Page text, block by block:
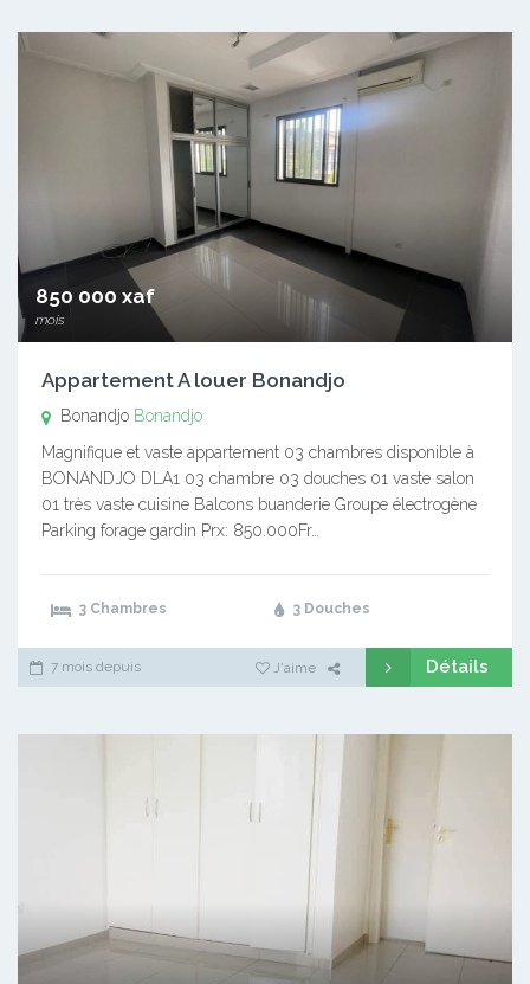
850 000 xaf
mois
Appartement A louer Bonandjo
Bonandjo Bonandjo
Magnifique et vaste appartement 03 chambres disponible à
BONANDJO DLA1 03 chambre 03 douches 01 vaste salon
01 très vaste cuisine Balcons buanderie Groupe électrogène
Parking forage gardin Prx: 850.000Fr…
3 Chambres 3 Douches
7 mois depuis J'aime Détails